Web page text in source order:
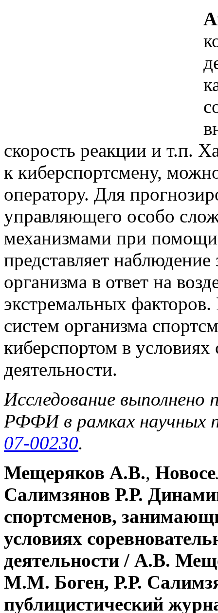
скорость реакции и т.п.
к киберспортсмену,
оператору. Для
управляющего особо
механизмами при
представляет
организма в ответ на
экстремальных
систем организма
киберспортом в условиях
деятельности.
Исследование
РФФИ в рамках
07-00230.
Мещеряков А.В.,
Салимзянов Р.Р.
спортсменов,
условиях
деятельности / А.В.
М.М. Боген, Р.Р.
публицистический